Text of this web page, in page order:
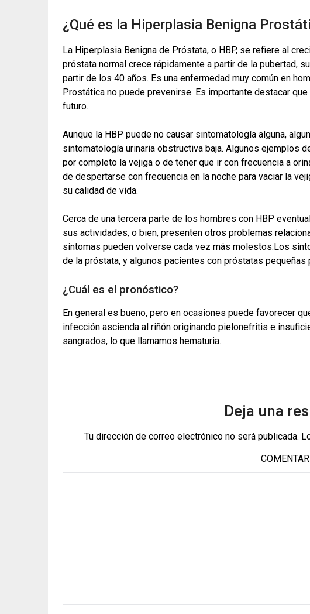
¿Qué es la Hiperplasia Benigna
La Hiperplasia Benigna de Próstata, o HBP, se refiere al
próstata normal crece rápidamente a partir de la pubertad,
partir de los 40 años. Es una enfermedad muy común en
Prostática no puede prevenirse. Es importante destacar
futuro.
Aunque la HBP puede no causar sintomatología alguna,
sintomatología urinaria obstructiva baja. Algunos ejemplos
por completo la vejiga o de tener que ir con frecuencia a
de despertarse con frecuencia en la noche para vaciar la
su calidad de vida.
Cerca de una tercera parte de los hombres con HBP
sus actividades, o bien, presenten otros problemas
síntomas pueden volverse cada vez más molestos.Los
de la próstata, y algunos pacientes con próstatas
¿Cuál es el pronóstico?
En general es bueno, pero en ocasiones puede favorecer
infección ascienda al riñón originando pielonefritis e
sangrados, lo que llamamos hematuria.
Deja una
Tu dirección de correo electrónico no será publicada.